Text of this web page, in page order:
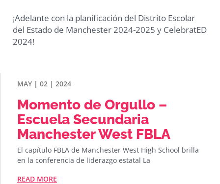
¡Adelante con la planificación del Distrito Escolar
del Estado de Manchester 2024-2025 y CelebratED
2024!
MAY | 02 | 2024
Momento de Orgullo –
Escuela Secundaria
Manchester West FBLA
El capítulo FBLA de Manchester West High School brilla
en la conferencia de liderazgo estatal La
READ MORE